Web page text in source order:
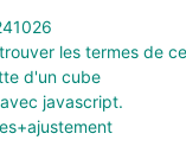
les termes de
d'un cube
javascript.